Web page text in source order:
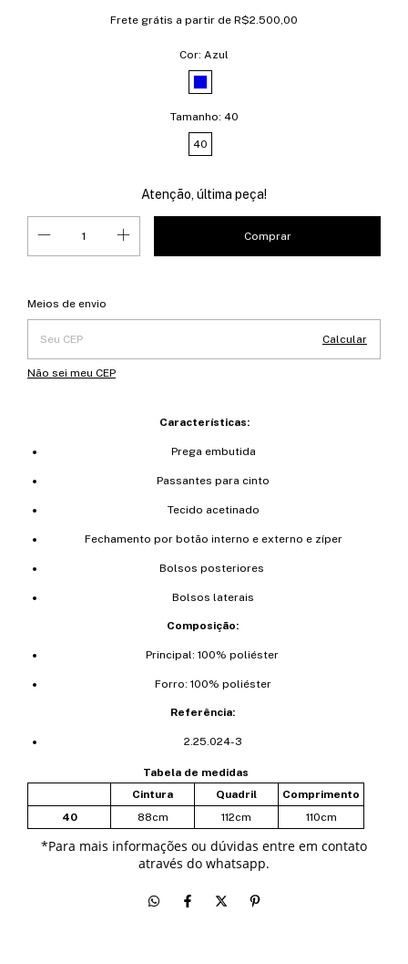
Frete grátis a partir de R$2.500,00
Cor: Azul
Tamanho: 40
40
Atenção, última peça!
Entregas para o CEP:
Meios de envio
Calcular
Não sei meu CEP
Características:
Prega embutida
Passantes para cinto
Tecido acetinado
Fechamento por botão interno e externo e zíper
Bolsos posteriores
Bolsos laterais
Composição:
Principal: 100% poliéster
Forro: 100% poliéster
Referência:
2.25.024-3
Tabela de medidas
Cintura
Quadril
Comprimento
40
88cm 112cm 110cm
*Para mais informações ou dúvidas entre em contato
através do whatsapp.